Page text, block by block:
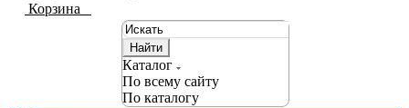
Корзина
Найти
Каталог
По всему сайту
По каталогу